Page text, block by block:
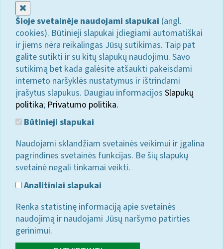
Šioje svetainėje naudojami slapukai (angl.
cookies). Būtinieji slapukai įdiegiami automatiškai
ir jiems nėra reikalingas Jūsų sutikimas. Taip pat
galite sutikti ir su kitų slapukų naudojimu. Savo
sutikimą bet kada galėsite atšaukti pakeisdami
interneto naršyklės nustatymus ir ištrindami
įrašytus slapukus. Daugiau informacijos Slapukų
politika; Privatumo politika.
Būtinieji slapukai
Naudojami sklandžiam svetainės veikimui ir įgalina
pagrindines svetainės funkcijas. Be šių slapukų
svetainė negali tinkamai veikti.
Analitiniai slapukai
Renka statistinę informaciją apie svetainės
naudojimą ir naudojami Jūsų naršymo patirties
gerinimui.